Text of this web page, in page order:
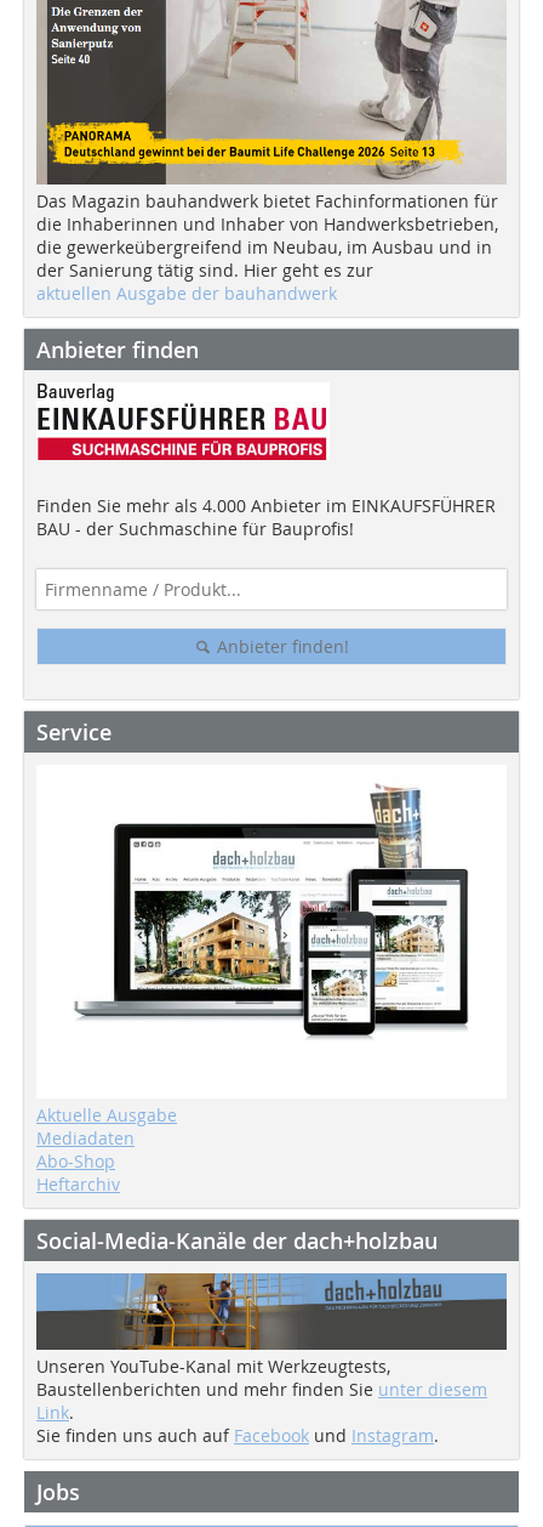
Das Magazin bauhandwerk bietet Fachinformationen für
die Inhaberinnen und Inhaber von Handwerksbetrieben,
die gewerkeübergreifend im Neubau, im Ausbau und in
der Sanierung tätig sind. Hier geht es zur
aktuellen Ausgabe der bauhandwerk
Anbieter finden
Finden Sie mehr als 4.000 Anbieter im EINKAUFSFÜHRER
BAU - der Suchmaschine für Bauprofis!
Anbieter finden!
Service
Aktuelle Ausgabe
Mediadaten
Abo-Shop
Heftarchiv
Social-Media-Kanäle der dach+holzbau
Unseren YouTube-Kanal mit Werkzeugtests,
Baustellenberichten und mehr finden Sie unter diesem
Link.
Sie finden uns auch auf Facebook und Instagram.
Jobs